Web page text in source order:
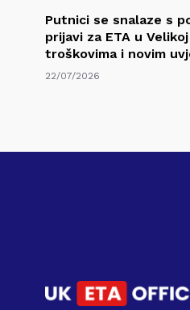
Putnici se snalaze s
prijavi za ETA u
troškovima i novim
22/07/2026